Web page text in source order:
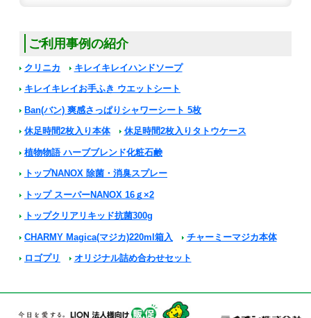
ご利用事例の紹介
クリニカ キレイキレイハンドソープ
キレイキレイお手ふき ウエットシート
Ban(バン) 爽感さっぱりシャワーシート 5枚
休足時間2枚入り本体 休足時間2枚入りタトウケース
植物物語 ハーブブレンド化粧石鹸
トップNANOX 除菌・消臭スプレー
トップ スーパーNANOX 16ｇ×2
トップクリアリキッド抗菌300g
CHARMY Magica(マジカ)220ml箱入 チャーミーマジカ本体
ロゴプリ オリジナル詰め合わせセット